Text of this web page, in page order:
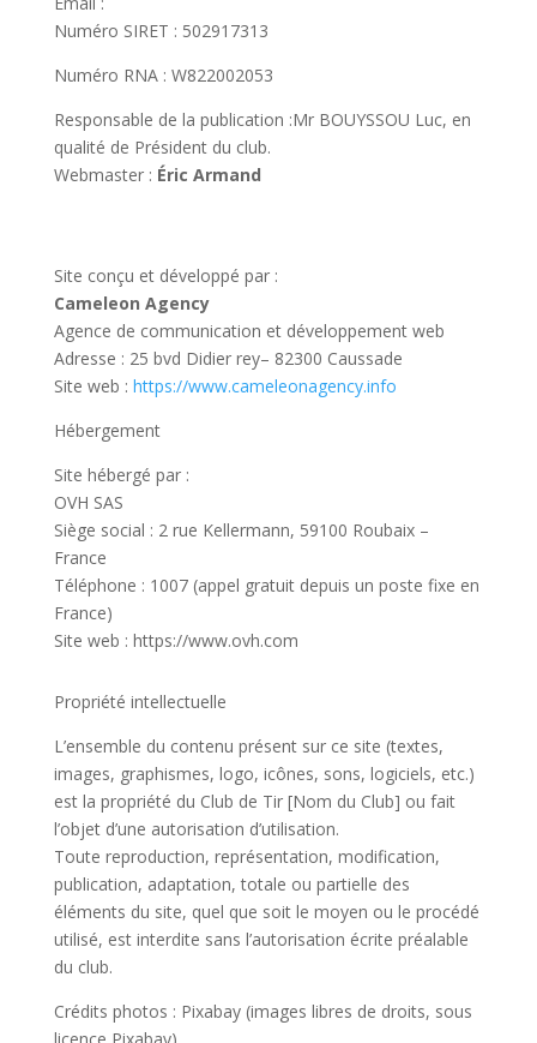
Numéro SIRET : 502917313
Numéro RNA : W822002053
Responsable de la publication :Mr BOUYSSOU Luc, en
qualité de Président du club.
Webmaster : Éric Armand
Site conçu et développé par :
Cameleon Agency
Agence de communication et développement web
Adresse : 25 bvd Didier rey– 82300 Caussade
Site web : https://www.cameleonagency.info
Hébergement
Site hébergé par :
OVH SAS
Siège social : 2 rue Kellermann, 59100 Roubaix –
France
Téléphone : 1007 (appel gratuit depuis un poste fixe en
France)
Site web : https://www.ovh.com
Propriété intellectuelle
L’ensemble du contenu présent sur ce site (textes,
images, graphismes, logo, icônes, sons, logiciels, etc.)
est la propriété du Club de Tir [Nom du Club] ou fait
l’objet d’une autorisation d’utilisation.
Toute reproduction, représentation, modification,
publication, adaptation, totale ou partielle des
éléments du site, quel que soit le moyen ou le procédé
utilisé, est interdite sans l’autorisation écrite préalable
du club.
Crédits photos : Pixabay (images libres de droits, sous